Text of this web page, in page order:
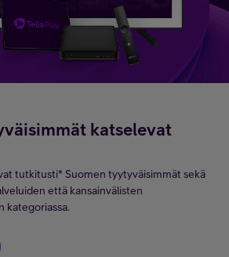
katselevat
tutkitusti* Suomen tyytyväisimmät sekä
että kansainvälisten
kategoriassa.